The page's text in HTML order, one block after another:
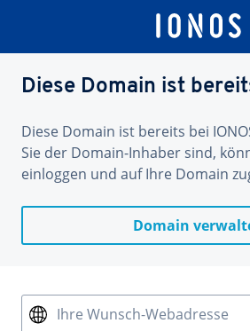
Diese Domain ist
Diese Domain ist bereits bei
Sie der Domain-Inhaber sind,
einloggen und auf Ihre Domain
Domain
Ihre Wunsch-Webadresse